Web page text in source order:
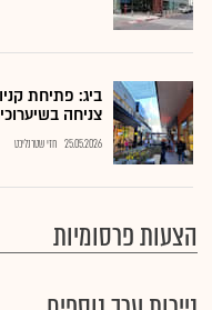
ביג: פתיחת
צניחה
25.05.2026 חזי שטרנליכט
הצעות פרסומיות